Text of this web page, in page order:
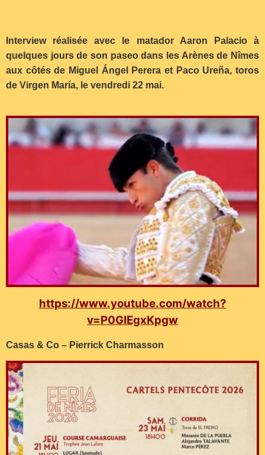
Interview réalisée avec le matador Aaron Palacio à
quelques jours de son paseo dans les Arènes de Nîmes
aux côtés de Miguel Ángel Perera et Paco Ureña, toros
de Virgen María, le vendredi 22 mai.
https://www.youtube.com/watch?
v=P0GIEgxKpgw
Casas & Co – Pierrick Charmasson